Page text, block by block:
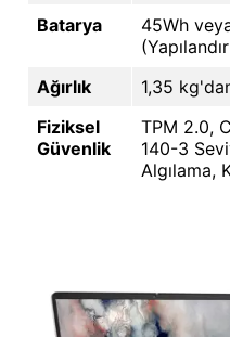
Batarya
45Wh
Ağırlık
1,35
Fiziksel
Güvenlik
TPM 2.0,
140-3
Algılama,